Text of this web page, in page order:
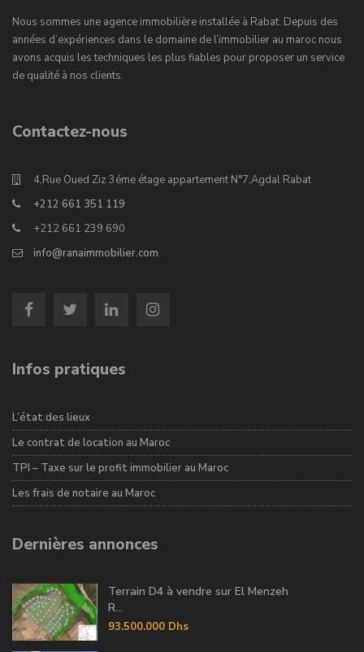
Nous sommes une agence immobilière installée à Rabat. Depuis des
années d’expériences dans le domaine de l’immobilier au maroc nous
avons acquis les techniques les plus fiables pour proposer un service
de qualité à nos clients.
Contactez-nous
4,Rue Oued Ziz 3éme étage appartement N°7,Agdal Rabat
+212 661 351 119
+212 661 239 690
info@ranaimmobilier.com
Infos pratiques
L’état des lieux
Le contrat de location au Maroc
TPI – Taxe sur le profit immobilier au Maroc
Les frais de notaire au Maroc
Dernières annonces
Terrain D4 à vendre sur El Menzeh
R...
93.500.000 Dhs